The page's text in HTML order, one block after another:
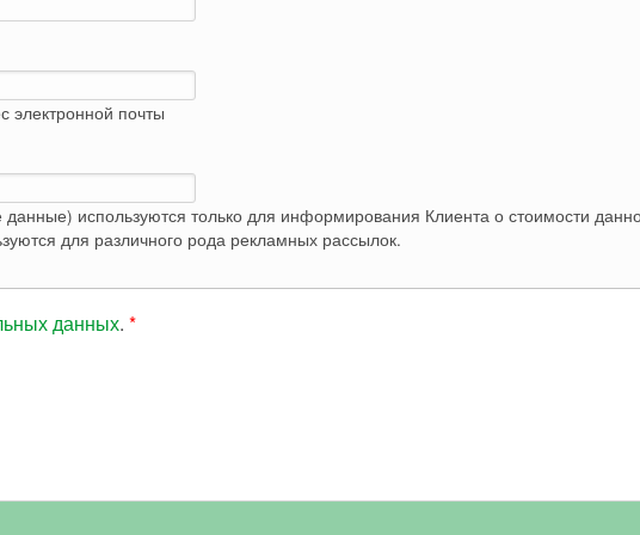
электронной почты
используются только для информирования Клиента о стоимости
Контактные данные не вносятся в базу и не используются для различного рода рекламных рассылок.
данных. *